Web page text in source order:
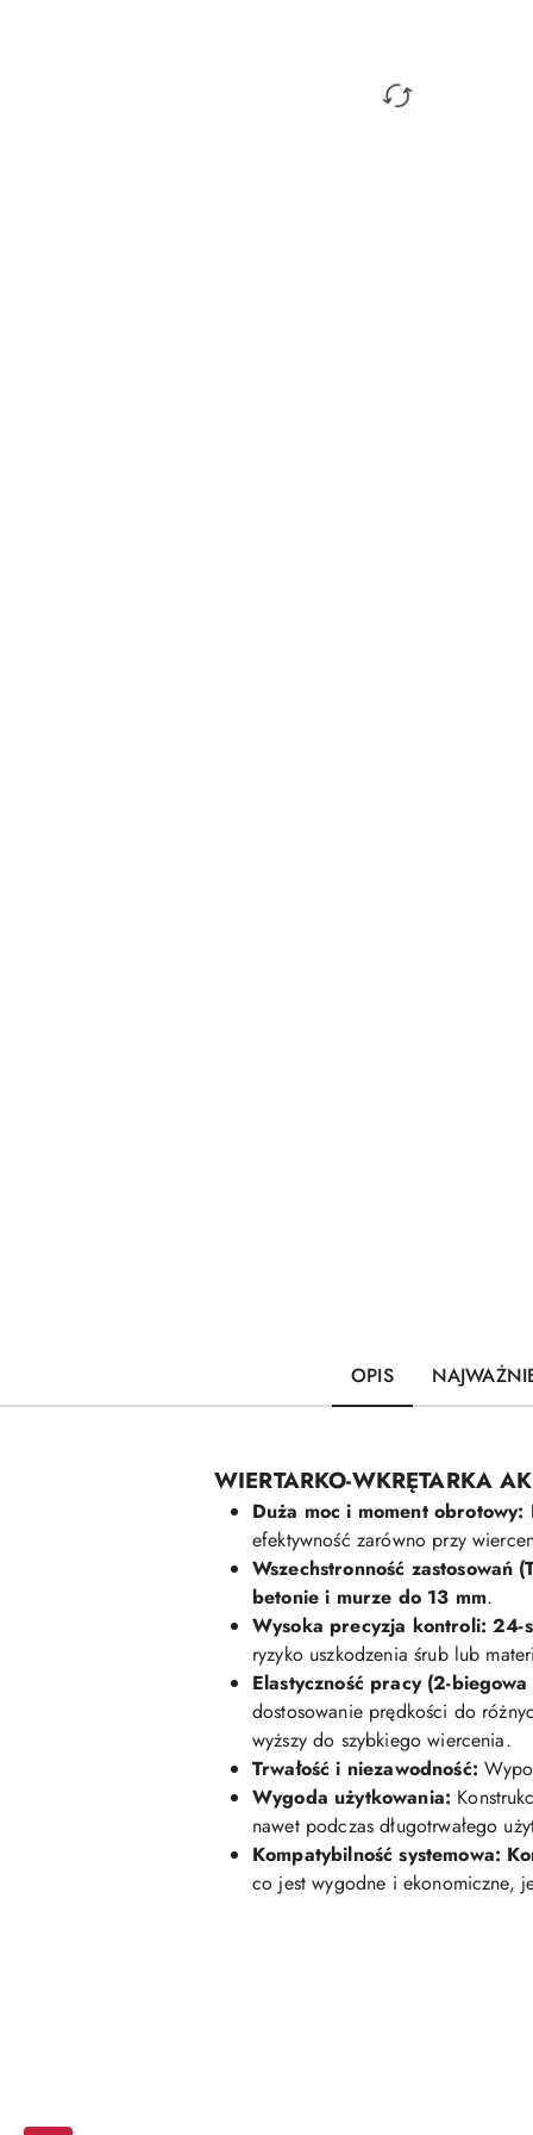
OPIS
WIERTARKO-WKRĘTARKA
Duża moc i moment obrotowy:
efektywność zarówno przy
Wszechstronność zastosowań
betonie i murze do 13 mm.
Wysoka precyzja kontroli: 24-
ryzyko uszkodzenia śrub lub
Elastyczność pracy (2-
dostosowanie prędkości do
wyższy do szybkiego wiercenia.
Trwałość i niezawodność:
Wygoda użytkowania:
nawet podczas długotrwałego
Kompatybilność systemowa:
co jest wygodne i ekonomiczne,